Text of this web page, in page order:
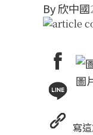
By欣中國
圖
寫